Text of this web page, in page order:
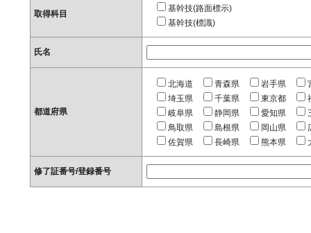
取得科目
基幹技(路面標示)
基幹技(標識)
氏名
都道府県
北海道 青森県 岩手県
埼玉県
千葉県 東京都
岐阜県
静岡県 愛知県
鳥取県
島根県 岡山県
佐賀県
長崎県 熊本県
修了証番号/登録番号